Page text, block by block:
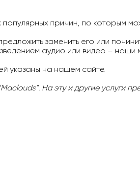
причин, по которым
заменить его или
аудио или видео – наши
указаны на нашем сайте.
На эту и другие услуги